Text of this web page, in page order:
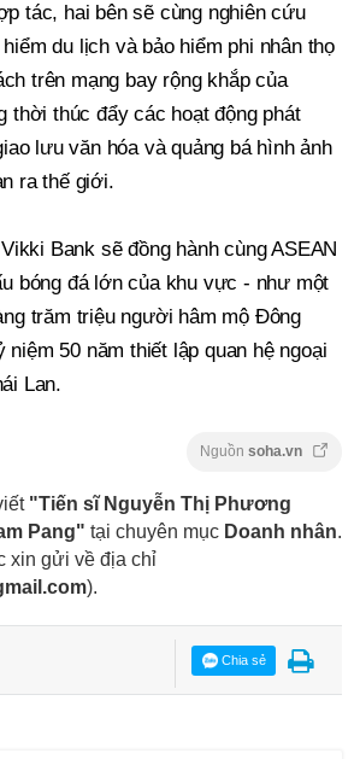
tác, hai bên sẽ cùng nghiên cứu
du lịch và bảo hiểm phi nhân thọ
trên mạng bay rộng khắp của
thời thúc đẩy các hoạt động phát
lưu văn hóa và quảng bá hình ảnh
ra thế giới.
Bank sẽ đồng hành cùng ASEAN
bóng đá lớn của khu vực - như một
trăm triệu người hâm mộ Đông
niệm 50 năm thiết lập quan hệ ngoại
Lan.
Nguồn soha.vn
"Tiến sĩ Nguyễn Thị Phương
Pang" tại chuyên mục Doanh nhân.
xin gửi về địa chỉ
).
Chia sẻ